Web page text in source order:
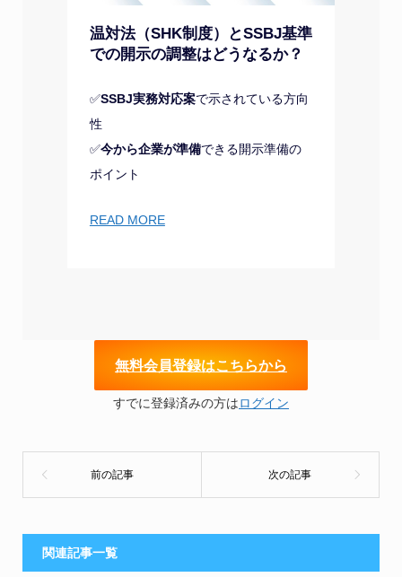
温対法（SHK制度）とSSBJ基準
での開示の調整はどうなるか？
✅SSBJ実務対応案で示されている方向
性
✅今から企業が準備できる開示準備の
ポイント
READ MORE
無料会員登録はこちらから
すでに登録済みの方はログイン
関連記事一覧